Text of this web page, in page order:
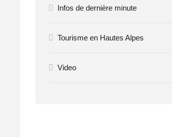
Infos de dernière minute
Tourisme en Hautes Alpes
Video